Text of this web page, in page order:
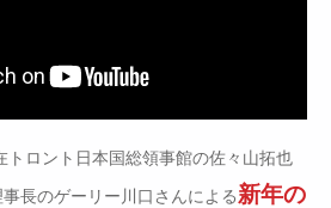
トロント日本国総領事館の佐々山拓也
長のゲーリー川口さんによる新年の